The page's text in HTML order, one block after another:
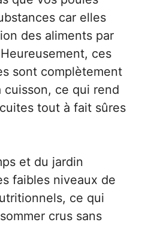
car elles
des aliments par
ces
sont complètement
cuisson, ce qui rend
tout à fait sûres
et du jardin
faibles niveaux de
ce qui
crus sans